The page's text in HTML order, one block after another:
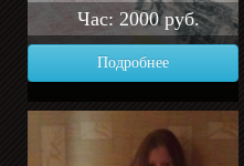
Час: 2000 руб.
Подробнее